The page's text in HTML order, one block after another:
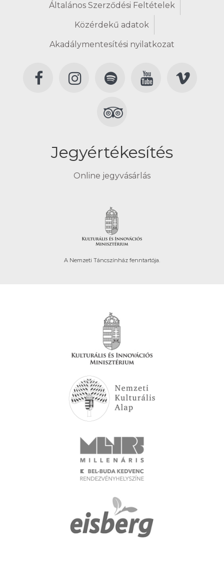
Általános Szerződési Feltételek
Közérdekű adatok
Akadálymentesítési nyilatkozat
Jegyértékesítés
Online jegyvásárlás
A Nemzeti Táncszínház fenntartója.